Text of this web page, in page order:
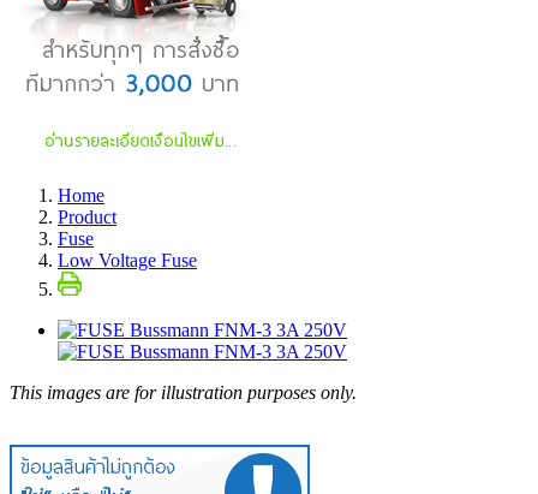
Home
Product
Fuse
Low Voltage Fuse
This images are for illustration purposes only.